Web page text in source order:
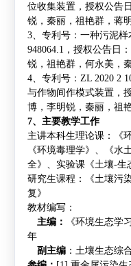
位收集装置，授权公告日
锐，秦丽，祖艳群，蒋明
3、专利号：一种污泥样
948064.1 ，授权公告日：
锐，祖艳群，何永美，
4、专利号： ZL 2020 2
与作物间作模式装置，
博，李明锐，秦丽，祖
7、主要教学工作
主讲本科生理论课：《
《环境毒理学》、《水
全》、实验课《土壤-生
研究生课程：《土壤污
复》
教材编写：
主编：
《环境生态学
年
副主编：土壤生态综